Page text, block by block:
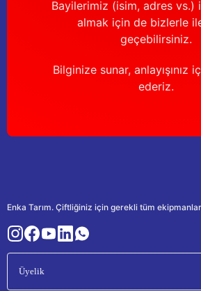
Bayilerimiz (isim, adres vs.)
almak için de bizlerle
geçebilirsiniz.
Bilginize sunar, anlayışınız
ederiz.
Enka Tarım. Çiftliğiniz için gerekli tüm
Üyelik